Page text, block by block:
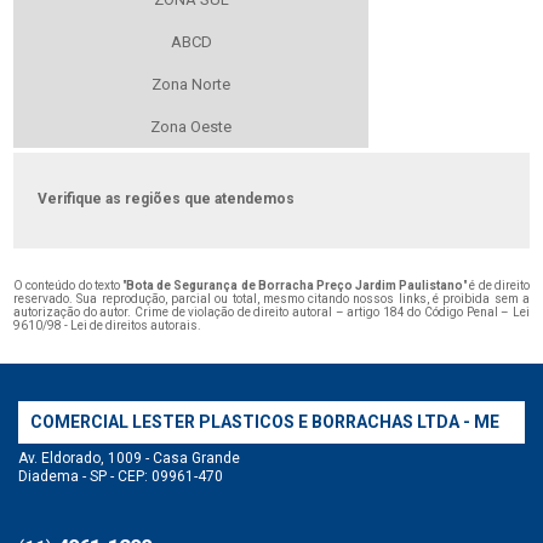
ABCD
Zona Norte
Zona Oeste
Verifique as regiões que atendemos
O conteúdo do texto "Bota de Segurança de Borracha Preço Jardim Paulistano" é de direito
reservado. Sua reprodução, parcial ou total, mesmo citando nossos links, é proibida sem a
autorização do autor. Crime de violação de direito autoral – artigo 184 do Código Penal –
Lei
9610/98 - Lei de direitos autorais
COMERCIAL LESTER PLASTICOS E BORRACHAS LTDA - ME
Av. Eldorado, 1009 - Casa Grande
Diadema - SP - CEP: 09961-470